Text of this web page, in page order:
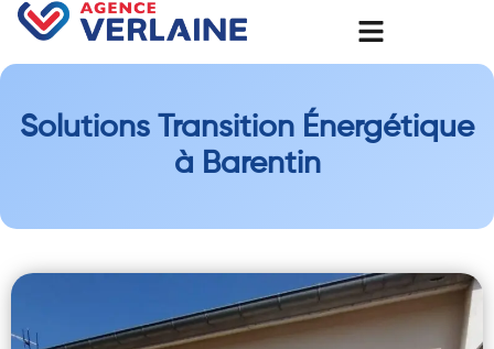
Solutions Transition Énergétique
à Barentin